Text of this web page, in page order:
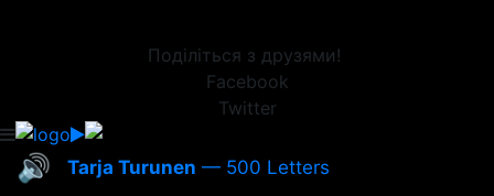
Поділіться з друзями!
Facebook
Twitter
🔊 Tarja Turunen — 500 Letters